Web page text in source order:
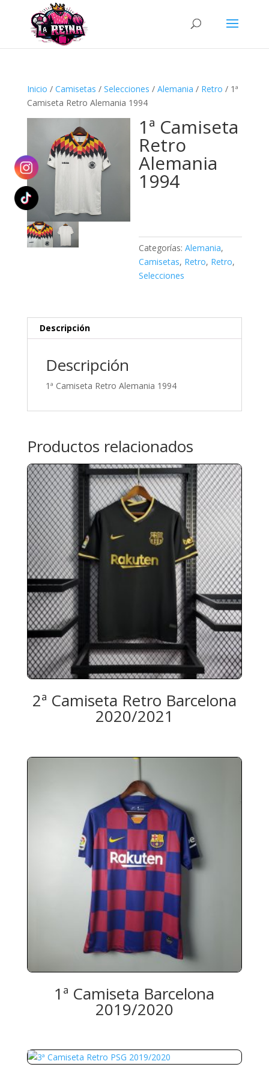
Búsqueda
productos
Inicio / Camisetas / Selecciones / Alemania / Retro / 1ª
Camiseta Retro Alemania 1994
1ª Camiseta
Retro
Alemania
1994
Categorías:Alemania,
Camisetas, Retro, Retro,
Selecciones
Descripción
Descripción
1ª Camiseta Retro Alemania 1994
Productos relacionados
2ª Camiseta Retro Barcelona
2020/2021
1ª Camiseta Barcelona
2019/2020